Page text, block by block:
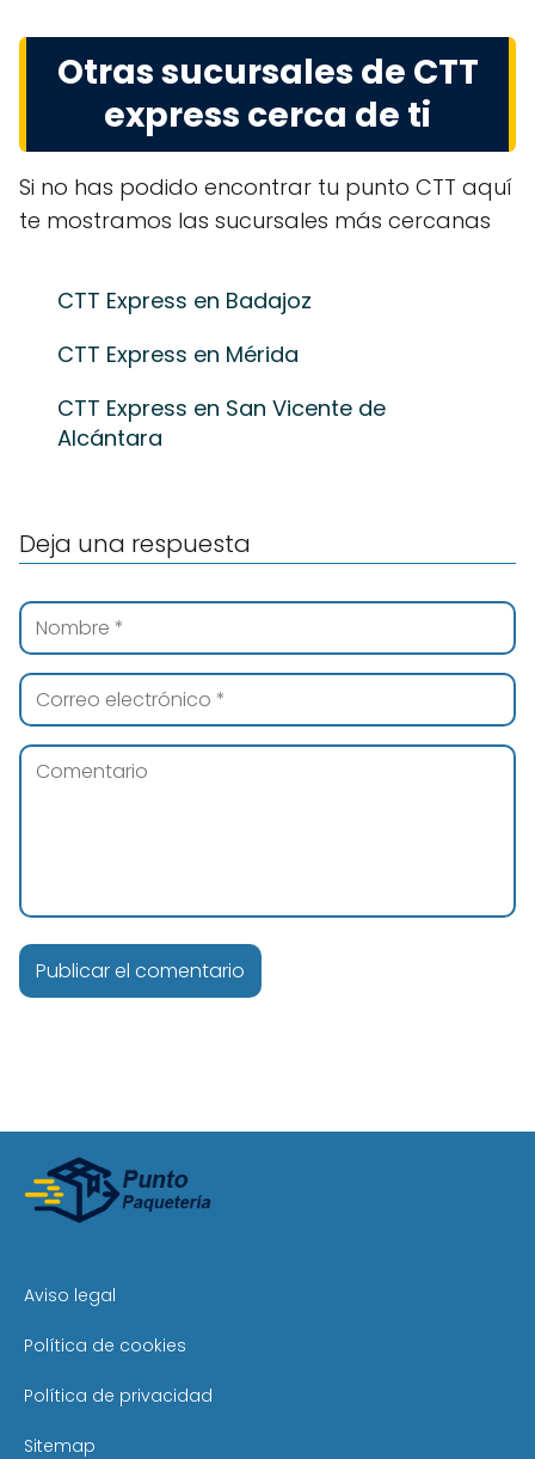
Otras sucursales de CTT
express cerca de ti
Si no has podido encontrar tu punto CTT aquí
te mostramos las sucursales más cercanas
CTT Express en Badajoz
CTT Express en Mérida
CTT Express en San Vicente de
Alcántara
Deja una respuesta
Aviso legal
Política de cookies
Política de privacidad
Sitemap